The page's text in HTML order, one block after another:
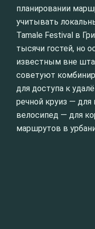
планировании
учитывать
Tamale Festival в
тысячи гостей, но
известным вне
советуют
для доступа к
речной круиз — для
велосипед — для
маршрутов в